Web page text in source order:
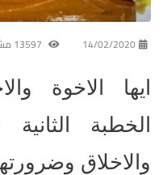
14/02/2020
ايها الاخوة
الخطبة
والاخلاق